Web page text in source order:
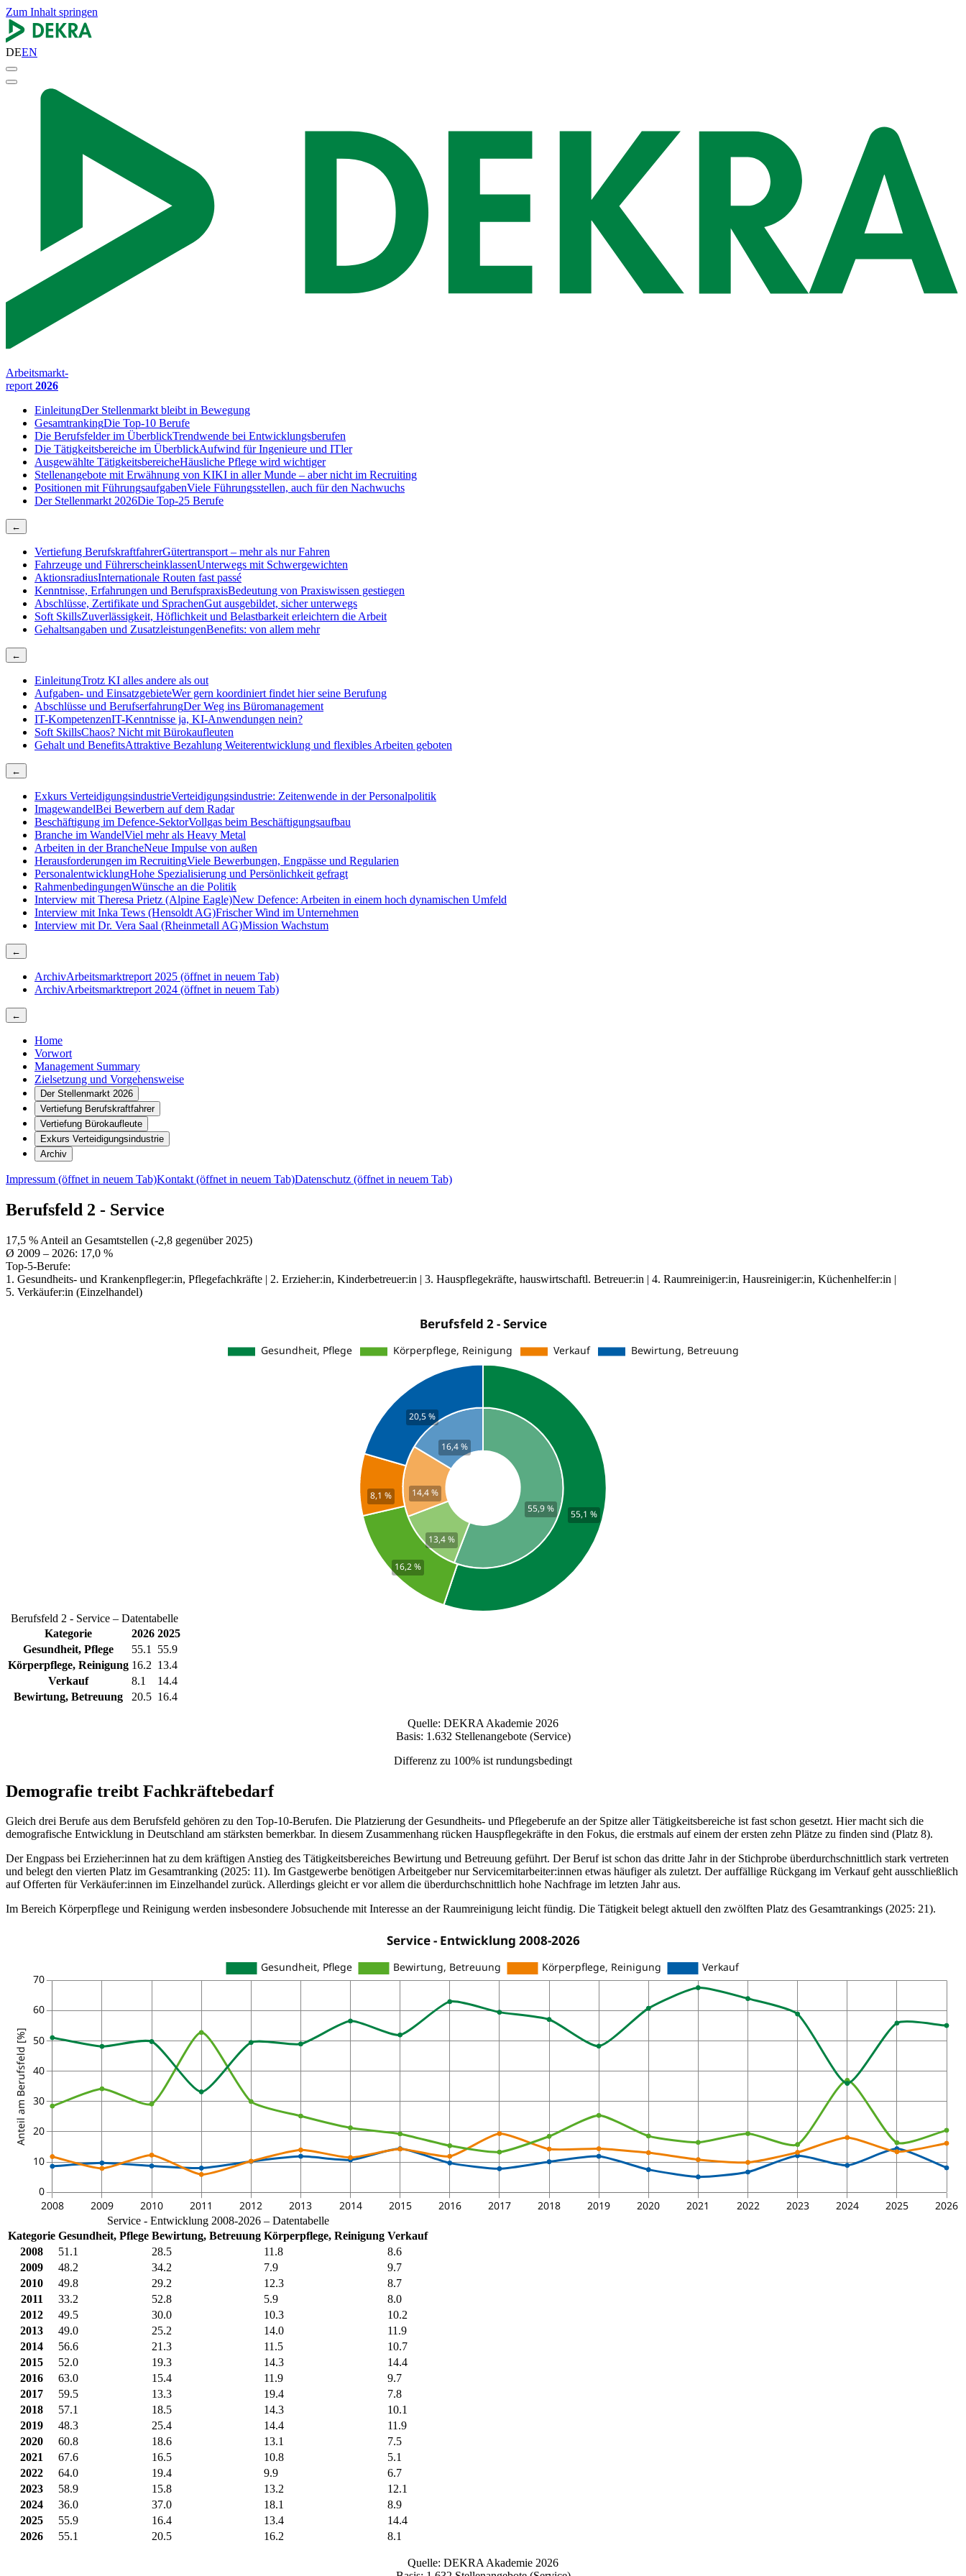
Zum Inhalt springen
DEEN
Arbeitsmarkt-
report 2026
EinleitungDer Stellenmarkt bleibt in Bewegung
GesamtrankingDie Top-10 Berufe
Die Berufsfelder im ÜberblickTrendwende bei Entwicklungsberufen
Die Tätigkeitsbereiche im ÜberblickAufwind für Ingenieure und ITler
Ausgewählte TätigkeitsbereicheHäusliche Pflege wird wichtiger
Stellenangebote mit Erwähnung von KIKI in aller Munde – aber nicht im Recruiting
Positionen mit FührungsaufgabenViele Führungsstellen, auch für den Nachwuchs
Der Stellenmarkt 2026Die Top-25 Berufe
←
Vertiefung BerufskraftfahrerGütertransport – mehr als nur Fahren
Fahrzeuge und FührerscheinklassenUnterwegs mit Schwergewichten
AktionsradiusInternationale Routen fast passé
Kenntnisse, Erfahrungen und BerufspraxisBedeutung von Praxiswissen gestiegen
Abschlüsse, Zertifikate und SprachenGut ausgebildet, sicher unterwegs
Soft SkillsZuverlässigkeit, Höflichkeit und Belastbarkeit erleichtern die Arbeit
Gehaltsangaben und ZusatzleistungenBenefits: von allem mehr
←
EinleitungTrotz KI alles andere als out
Aufgaben- und EinsatzgebieteWer gern koordiniert findet hier seine Berufung
Abschlüsse und BerufserfahrungDer Weg ins Büromanagement
IT-KompetenzenIT-Kenntnisse ja, KI-Anwendungen nein?
Soft SkillsChaos? Nicht mit Bürokaufleuten
Gehalt und BenefitsAttraktive Bezahlung Weiterentwicklung und flexibles Arbeiten geboten
←
Exkurs VerteidigungsindustrieVerteidigungsindustrie: Zeitenwende in der Personalpolitik
ImagewandelBei Bewerbern auf dem Radar
Beschäftigung im Defence-SektorVollgas beim Beschäftigungsaufbau
Branche im WandelViel mehr als Heavy Metal
Arbeiten in der BrancheNeue Impulse von außen
Herausforderungen im RecruitingViele Bewerbungen, Engpässe und Regularien
PersonalentwicklungHohe Spezialisierung und Persönlichkeit gefragt
RahmenbedingungenWünsche an die Politik
Interview mit Theresa Prietz (Alpine Eagle)New Defence: Arbeiten in einem hoch dynamischen Umfeld
Interview mit Inka Tews (Hensoldt AG)Frischer Wind im Unternehmen
Interview mit Dr. Vera Saal (Rheinmetall AG)Mission Wachstum
←
ArchivArbeitsmarktreport 2025 (öffnet in neuem Tab)
ArchivArbeitsmarktreport 2024 (öffnet in neuem Tab)
←
Home
Vorwort
Management Summary
Zielsetzung und Vorgehensweise
Der Stellenmarkt 2026
Vertiefung Berufskraftfahrer
Vertiefung Bürokaufleute
Exkurs Verteidigungsindustrie
Archiv
Impressum (öffnet in neuem Tab)Kontakt (öffnet in neuem Tab)Datenschutz (öffnet in neuem Tab)
Berufsfeld 2 - Service
17,5 % Anteil an Gesamtstellen (-2,8 gegenüber 2025)
Ø 2009 – 2026: 17,0 %
Top-5-Berufe:
1. Gesundheits- und Krankenpfleger:in, Pflegefachkräfte | 2. Erzieher:in, Kinderbetreuer:in | 3. Hauspflegekräfte, hauswirtschaftl. Betreuer:in | 4. Raumreiniger:in, Hausreiniger:in, Küchenhelfer:in |
5. Verkäufer:in (Einzelhandel)
Berufsfeld 2 - Service – Datentabelle
Kategorie
2026 2025
Gesundheit, Pflege
55.1
55.9
Körperpflege, Reinigung 16.2 13.4
Verkauf
8.1
14.4
Bewirtung, Betreuung
20.5 16.4
Quelle: DEKRA Akademie 2026
Basis: 1.632 Stellenangebote (Service)
Differenz zu 100% ist rundungsbedingt
Demografie treibt Fachkräftebedarf
Gleich drei Berufe aus dem Berufsfeld gehören zu den Top-10-Berufen. Die Platzierung der Gesundheits- und Pflegeberufe an der Spitze aller Tätigkeitsbereiche ist fast schon gesetzt. Hier macht sich die
demografische Entwicklung in Deutschland am stärksten bemerkbar. In diesem Zusammenhang rücken Hauspflegekräfte in den Fokus, die erstmals auf einem der ersten zehn Plätze zu finden sind (Platz 8).
Der Engpass bei Erzieher:innen hat zu dem kräftigen Anstieg des Tätigkeitsbereiches Bewirtung und Betreuung geführt. Der Beruf ist schon das dritte Jahr in der Stichprobe überdurchschnittlich stark vertreten
und belegt den vierten Platz im Gesamtranking (2025: 11). Im Gastgewerbe benötigen Arbeitgeber nur Servicemitarbeiter:innen etwas häufiger als zuletzt. Der auffällige Rückgang im Verkauf geht ausschließlich
auf Offerten für Verkäufer:innen im Einzelhandel zurück. Allerdings gleicht er vor allem die überdurchschnittlich hohe Nachfrage im letzten Jahr aus.
Im Bereich Körperpflege und Reinigung werden insbesondere Jobsuchende mit Interesse an der Raumreinigung leicht fündig. Die Tätigkeit belegt aktuell den zwölften Platz des Gesamtrankings (2025: 21).
Service - Entwicklung 2008-2026 – Datentabelle
Kategorie Gesundheit, Pflege Bewirtung, Betreuung Körperpflege, Reinigung Verkauf
2008
51.1 28.5 11.8
8.6
2009
48.2 34.2 7.9
9.7
2010
49.8 29.2 12.3
8.7
2011
33.2 52.8 5.9
8.0
2012
49.5 30.0 10.3
10.2
2013
49.0 25.2 14.0
11.9
2014
56.6 21.3 11.5
10.7
2015
52.0 19.3 14.3
14.4
2016
63.0 15.4 11.9
9.7
2017
59.5 13.3 19.4
7.8
2018
57.1 18.5 14.3
10.1
2019
48.3 25.4 14.4
11.9
2020
60.8 18.6 13.1
7.5
2021
67.6 16.5 10.8
5.1
2022
64.0 19.4 9.9
6.7
2023
58.9 15.8 13.2
12.1
2024
36.0 37.0 18.1
8.9
2025
55.9 16.4 13.4
14.4
2026
55.1 20.5 16.2 8.1
Quelle: DEKRA Akademie 2026